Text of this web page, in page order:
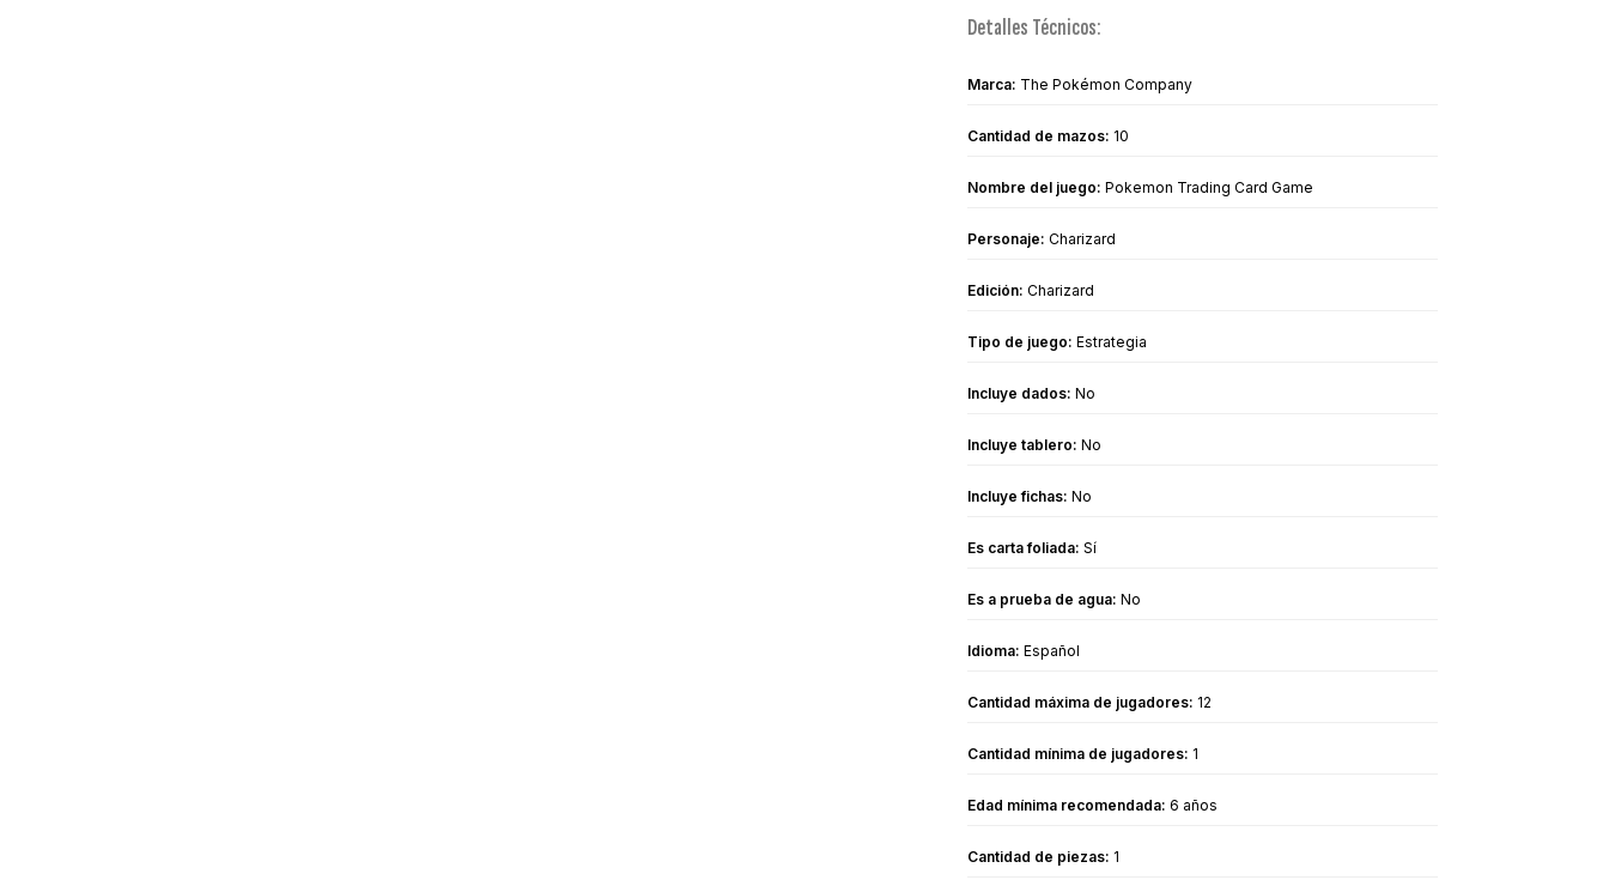
Detalles Técnicos:
Marca: The Pokémon Company
Cantidad de mazos: 10
Nombre del juego: Pokemon Trading Card Game
Personaje: Charizard
Edición: Charizard
Tipo de juego: Estrategia
Incluye dados: No
Incluye tablero: No
Incluye fichas: No
Es carta foliada: Sí
Es a prueba de agua: No
Idioma: Español
Cantidad máxima de jugadores: 12
Cantidad mínima de jugadores: 1
Edad mínima recomendada: 6 años
Cantidad de piezas: 1